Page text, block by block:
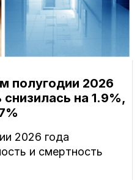
полугодии 2026
на 1.9%,
2026 года
и смертность